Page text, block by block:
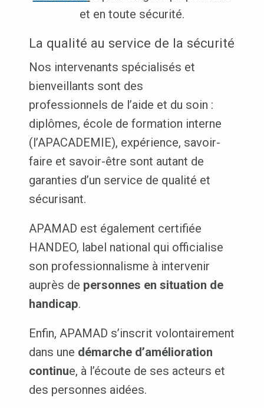
et en toute sécurité.
La qualité au service de la sécurité
Nos intervenants spécialisés et
bienveillants sont des
professionnels de l’aide et du soin :
diplômes, école de formation interne
(l’APACADEMIE), expérience, savoir-
faire et savoir-être sont autant de
garanties d’un service de qualité et
sécurisant.
APAMAD est également certifiée
HANDEO, label national qui officialise
son professionnalisme à intervenir
auprès de personnes en situation de
handicap.
Enfin, APAMAD s’inscrit volontairement
dans une démarche d’amélioration
continue, à l’écoute de ses acteurs et
des personnes aidées.